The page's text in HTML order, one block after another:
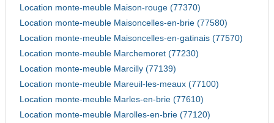
Location monte-meuble Maison-rouge (77370)
Location monte-meuble Maisoncelles-en-brie (77580)
Location monte-meuble Maisoncelles-en-gatinais (77570)
Location monte-meuble Marchemoret (77230)
Location monte-meuble Marcilly (77139)
Location monte-meuble Mareuil-les-meaux (77100)
Location monte-meuble Marles-en-brie (77610)
Location monte-meuble Marolles-en-brie (77120)